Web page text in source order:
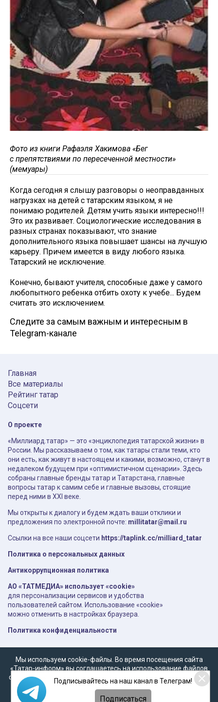
Фото из книги Рафаэля Хакимова «Бег
с препятствиями по пересеченной местности»
(мемуары)
Когда сегодня я слышу разговоры о неоправданных
нагрузках на детей с татарским языком, я не
понимаю родителей. Детям учить языки интересно!!!
Это их развивает. Социологические исследования в
разных странах показывают, что знание
дополнительного языка повышает шансы на лучшую
карьеру. Причем имеется в виду любого языка.
Татарский не исключение.
Конечно, бывают учителя, способные даже у самого
любопытного ребенка отбить охоту к учебе... Будем
считать это исключением.
Следите за самым важным и интересным в
Telegram-канале
Главная
Все материалы
Рейтинг татар
Соцсети
О проекте
«Миллиард.татар» — это «энциклопедия татарской жизни» в
России. Мы рассказываем о том, как татары стали теми, кто
они есть, как живут в настоящем и какими, возможно, станут в
недалеком будущем при «оптимистичном сценарии». Здесь
собраны главные бренды татар и Татарстана, главные
вопросы татар к самим себе и главные вызовы, стоящие
перед ними в XXI веке.
Мы открыты к диалогу и будем ждать ваши отклики и
предложения по электронной почте: millitatar@mail.ru
Ссылки на все наши соцсети https://taplink.cc/milliard_tatar
Политика о персональных данных
Антикоррупционная политика
АО «ТАТМЕДИА» использует «cookie»
для персонализации сервисов и удобства
пользователей сайтом. Использование «cookie»
можно отменить в настройках браузера.
Политика конфиденциальности
Мы используем cookie-файлы. Во время посещения сайта
«Татар-информ» вы соглашаетесь на использование файлов
cookie в соответствии с настоящим уведомлением, согласием
наобработку персональных данных,Политикой о
персональных данных
Политикой конфиденциальности
Подписывайтесь на наш канал в Телеграм!
Подписаться